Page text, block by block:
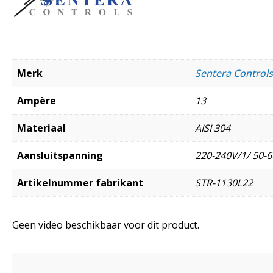
Merk Sentera Controls
Ampère 13
Materiaal AISI 304
Aansluitspanning 220-240V/1/ 50-
Artikelnummer fabrikant STR-1130L22
Geen video beschikbaar voor dit product.